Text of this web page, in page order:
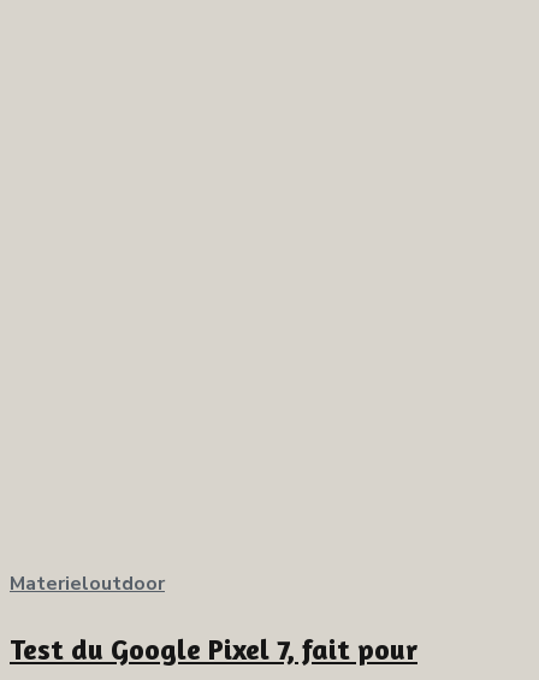
Materieloutdoor
Test du Google Pixel 7, fait pour